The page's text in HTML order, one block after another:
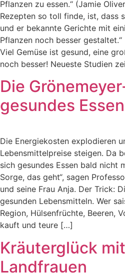
Pflanzen zu essen.“ (Jamie
Rezepten so toll finde, ist, dass
und er bekannte Gerichte mit
Pflanzen noch besser
Viel Gemüse ist gesund, eine
noch besser! Neueste Studien
Die
gesundes Essen
Die Energiekosten explodieren
Lebensmittelpreise steigen. Da
sich gesundes Essen bald nicht
Sorge, das geht“, sagen
und seine Frau Anja. Der Trick:
gesunden Lebensmitteln. Wer
Region, Hülsenfrüchte, Beeren,
kauft und teure […]
Kräuterglück
Landfrauen